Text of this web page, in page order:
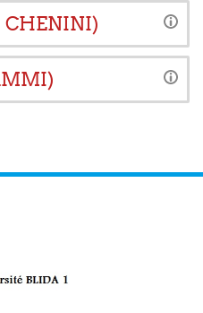
CHENINI)